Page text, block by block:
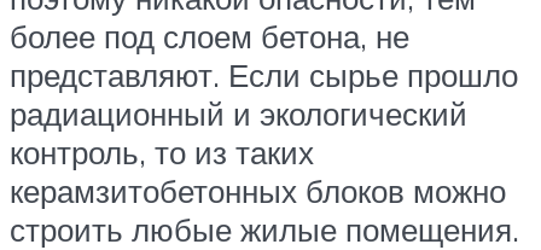
более под слоем бетона, не
представляют. Если сырье прошло
радиационный и экологический
контроль, то из таких
керамзитобетонных блоков можно
строить любые жилые помещения.